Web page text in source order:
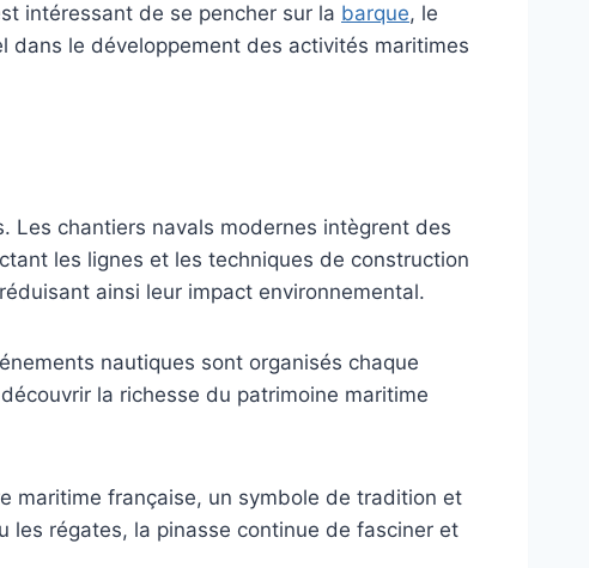
intéressant de se pencher sur la barque, le
dans le développement des activités maritimes
Les chantiers navals modernes intègrent des
les lignes et les techniques de construction
ainsi leur impact environnemental.
nautiques sont organisés chaque
la richesse du patrimoine maritime
maritime française, un symbole de tradition et
les régates, la pinasse continue de fasciner et